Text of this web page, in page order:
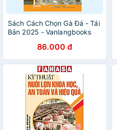
Sách Cách Chọn Gà Đá - Tái
Bản 2025 - Vanlangbooks
86.000 đ